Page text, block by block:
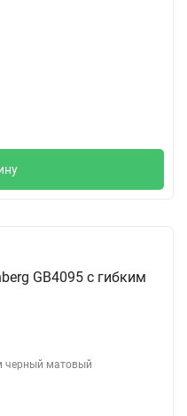
GB4095 с гибким
черный матовый